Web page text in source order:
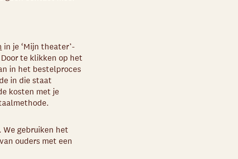
in je ‘Mijn theater’-
te klikken op het
in het bestelproces
in die staat
kosten met je
gebruiken het
ouders met een